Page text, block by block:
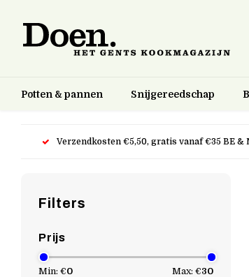
Potten & pannen Snijgereedschap
Verzendkosten €5,50, gratis vanaf €35 BE &
Filters
Prijs
Min: €0 Max: €30